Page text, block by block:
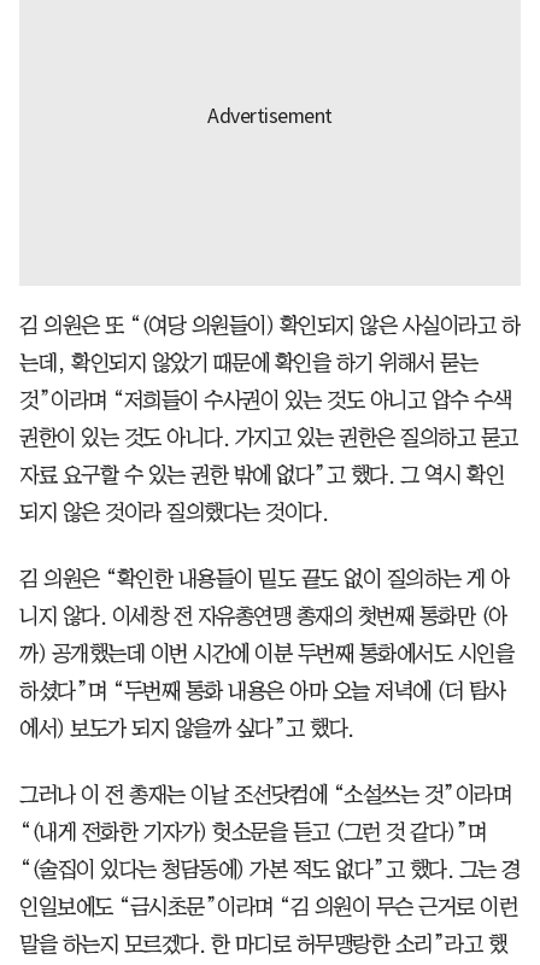
김 의원은 또 “(여당 의원들이) 확인되지 않은 사실이라고 하
는데, 확인되지 않았기 때문에 확인을 하기 위해서 묻는
것”이라며 “저희들이 수사권이 있는 것도 아니고 압수 수색
권한이 있는 것도 아니다. 가지고 있는 권한은 질의하고 묻고
자료 요구할 수 있는 권한 밖에 없다”고 했다. 그 역시 확인
되지 않은 것이라 질의했다는 것이다.
김 의원은 “확인한 내용들이 밑도 끝도 없이 질의하는 게 아
니지 않다. 이세창 전 자유총연맹 총재의 첫번째 통화만 (아
까) 공개했는데 이번 시간에 이분 두번째 통화에서도 시인을
하셨다”며 “두번째 통화 내용은 아마 오늘 저녁에 (더 탐사
에서) 보도가 되지 않을까 싶다”고 했다.
그러나 이 전 총재는 이날 조선닷컴에 “소설쓰는 것”이라며
“(내게 전화한 기자가) 헛소문을 듣고 (그런 것 같다)”며
“(술집이 있다는 청담동에) 가본 적도 없다”고 했다. 그는 경
인일보에도 “금시초문”이라며 “김 의원이 무슨 근거로 이런
말을 하는지 모르겠다. 한 마디로 허무맹랑한 소리”라고 했